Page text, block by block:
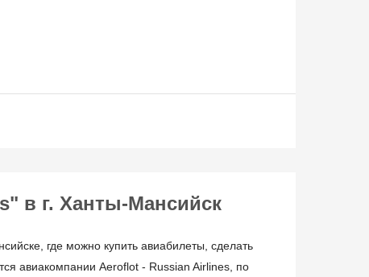
в г. Ханты-Мансийск
где можно купить авиабилеты, сделать
авиакомпании Aeroflot - Russian Airlines, по